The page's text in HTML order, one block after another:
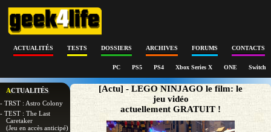
ACTUALITÉS TESTS DOSSIERS ARCHIVES FORUMS CONTACTS
PC PS5 PS4 Xbox Series X ONE Switch
ACTUALITÉS
- TRST : Astro Colony
- TEST : The Last
Caretaker
(Jeu en accès anticipé)
[Actu] - LEGO NINJAGO le film: le
jeu vidéo
actuellement GRATUIT !